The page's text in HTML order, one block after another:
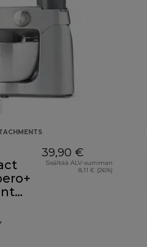
€
39,90 €
Sisältää ALV-summan
8,11 € (26%)